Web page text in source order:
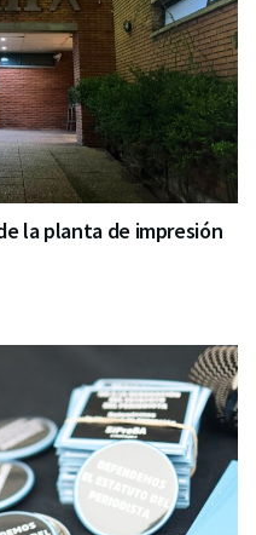
la planta de impresión